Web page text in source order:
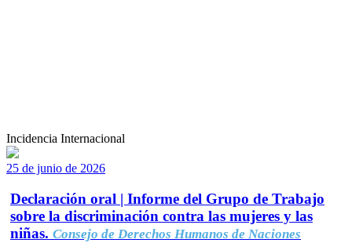
Incidencia Internacional
25 de junio de 2026
Declaración oral | Informe del Grupo de Trabajo
sobre la discriminación contra las mujeres y las
niñas. Consejo de Derechos Humanos de Naciones